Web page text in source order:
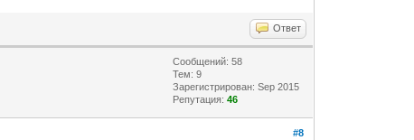
Ответ
Сообщений: 58
Тем: 9
Зарегистрирован: Sep 2015
Репутация:46
#8